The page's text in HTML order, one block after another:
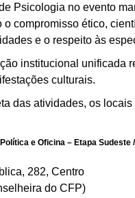
Psicologia no evento
compromisso ético,
e o respeito às
institucional unificada
culturais.
das atividades, os
e Oficina – Etapa Sudeste
282, Centro
do CFP)